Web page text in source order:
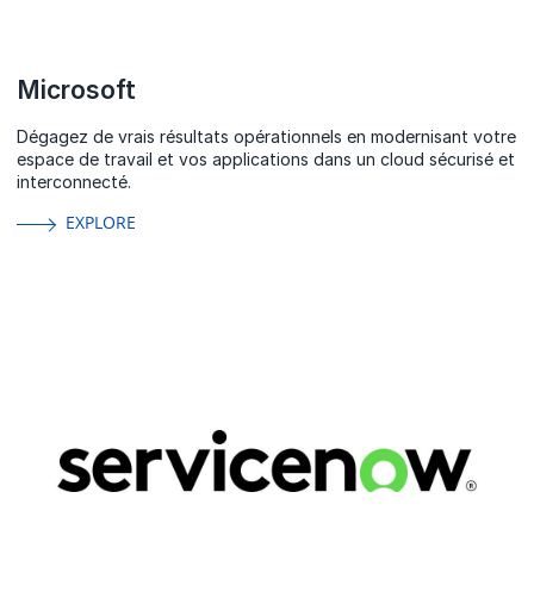
Microsoft
Dégagez de vrais résultats opérationnels en modernisant votre
espace de travail et vos applications dans un cloud sécurisé et
interconnecté.
EXPLORE